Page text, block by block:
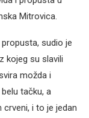
Mitrovica.
sudio je
kojeg su slavili
možda i
tačku, a
crveni, i to je jedan